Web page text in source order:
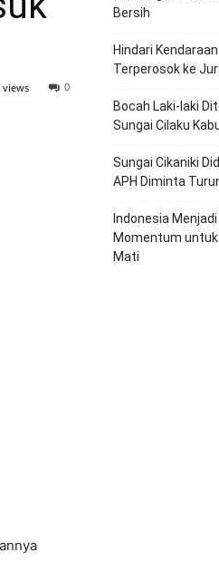
0
views
Bersih
Hindari
Terperosok ke
Bocah Laki-laki
Sungai Cilaku
Sungai Cikaniki
APH Diminta
‎Indonesia
Momentum
Mati